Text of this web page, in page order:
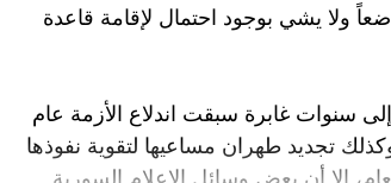
ولا يشي بوجود احتمال لإقامة قاعدة
سنوات غابرة سبقت اندلاع الأزمة عام
تجديد طهران مساعيها لتقوية نفوذها